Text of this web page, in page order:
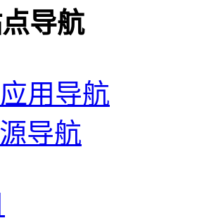
导航
用导航
导航